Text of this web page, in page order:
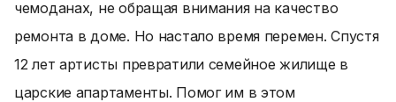
чемоданах, не обращая внимания на качество
ремонта в доме. Но настало время перемен. Спустя
12 лет артисты превратили семейное жилище в
царские апартаменты. Помог им в этом